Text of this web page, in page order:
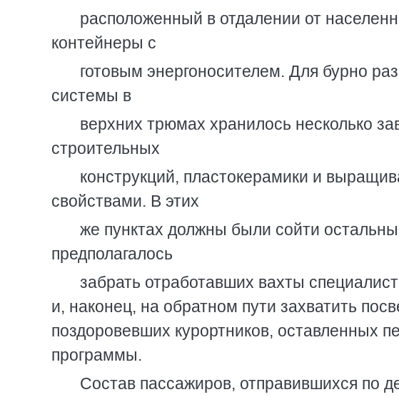
расположенный в отдалении от
контейнеры с
готовым энергоносителем. Для бурно
системы в
верхних трюмах хранилось несколько
строительных
конструкций, пластокерамики и
свойствами. В этих
же пунктах должны были сойти
предполагалось
забрать отработавших вахты
и, наконец, на обратном пути захватить
поздоровевших курортников, оставленных
программы.
Состав пассажиров, отправившихся по